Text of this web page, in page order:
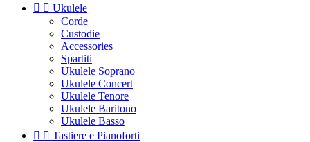
  Ukulele
Corde
Custodie
Accessories
Spartiti
Ukulele Soprano
Ukulele Concert
Ukulele Tenore
Ukulele Baritono
Ukulele Basso
  Tastiere e Pianoforti